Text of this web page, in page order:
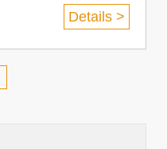
Details >